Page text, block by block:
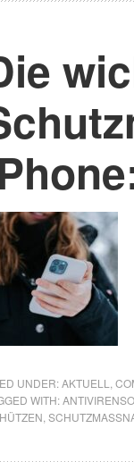
UNDER:AKTUELL
WITH: